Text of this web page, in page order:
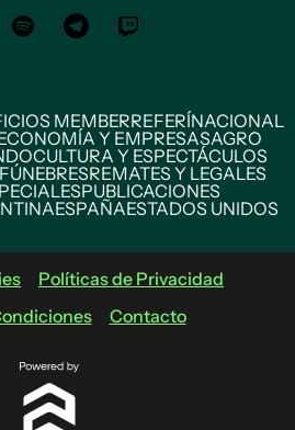
MEMBERREFERÍNACIONAL
Y EMPRESASAGRO
CULTURA Y ESPECTÁCULOS
FÚNEBRESREMATES Y LEGALES
PUBLICACIONES
ESPAÑAESTADOS UNIDOS
Políticas de Privacidad
Contacto